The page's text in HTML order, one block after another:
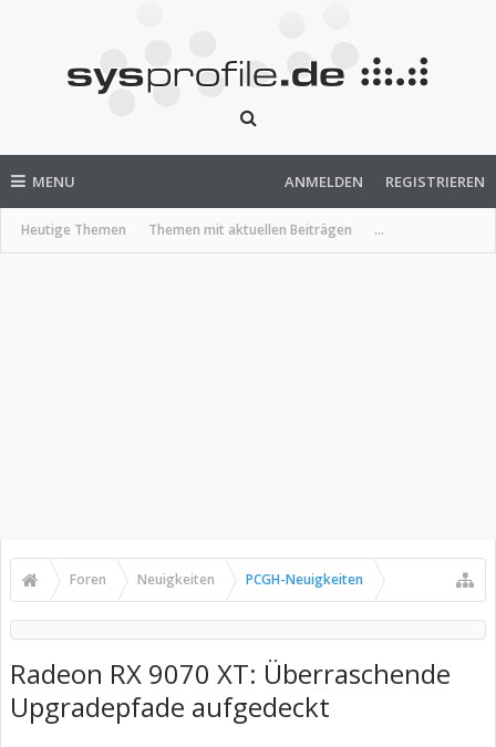
MENU
Heutige Themen Themen mit aktuellen Beiträgen ...
ANMELDEN REGISTRIEREN
Foren Neuigkeiten PCGH-Neuigkeiten
Radeon RX 9070 XT: Überraschende
Upgradepfade aufgedeckt